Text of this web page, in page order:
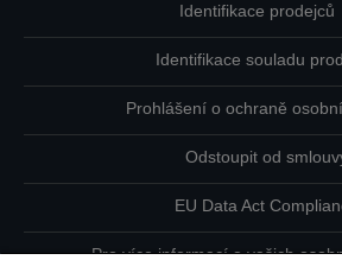
Identifikace prodejců
Identifikace souladu
Prohlášení o ochraně
Odstoupit od
EU Data Act
Pro více informací o vašich